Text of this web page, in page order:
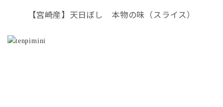
【宮崎産】天日ぼし 本物の味（スライス）